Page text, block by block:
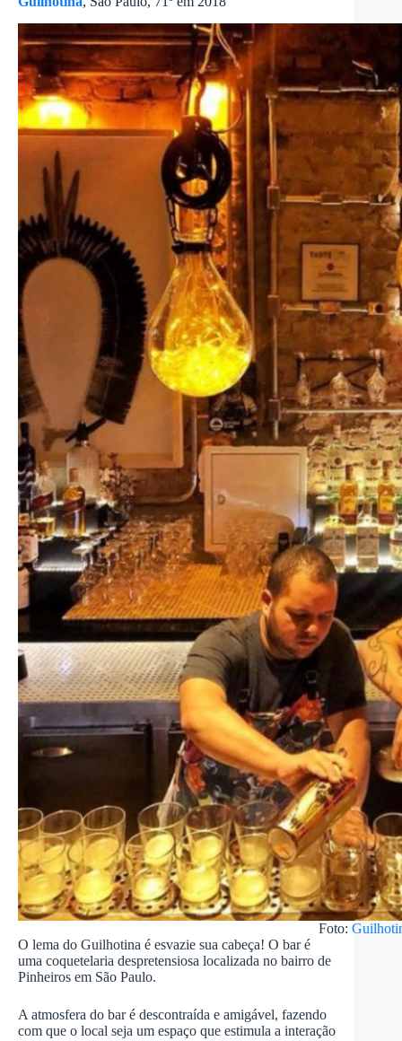
Foto:
O lema do Guilhotina é esvazie sua cabeça! O bar é
uma coquetelaria despretensiosa localizada no bairro de
Pinheiros em São Paulo.
A atmosfera do bar é descontraída e amigável, fazendo
com que o local seja um espaço que estimula a interação